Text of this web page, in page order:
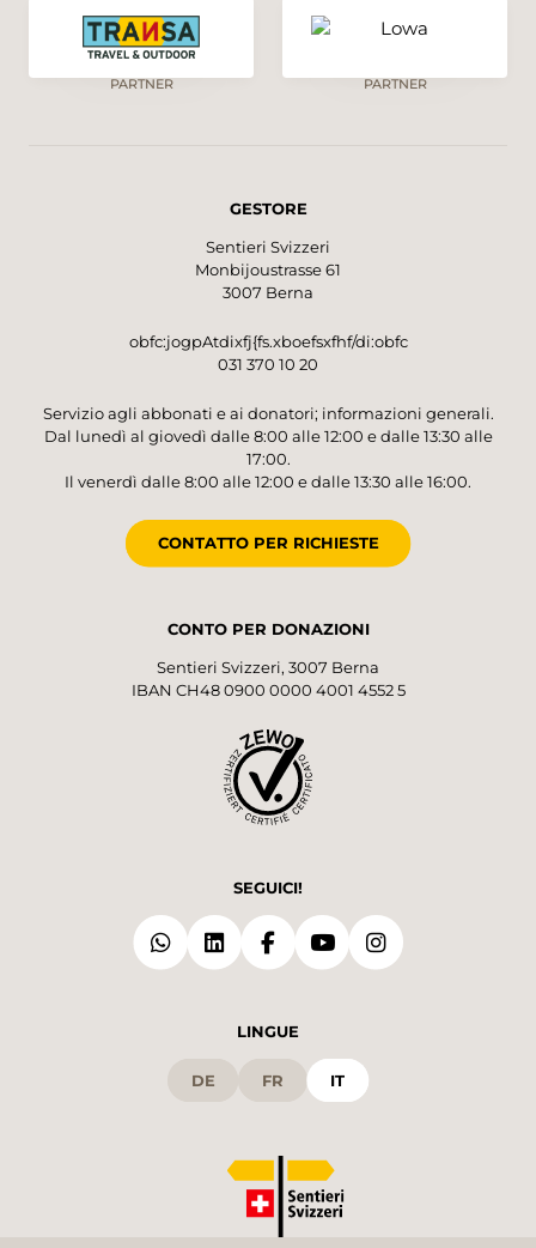
PARTNER PARTNER
GESTORE
Sentieri Svizzeri
Monbijoustrasse 61
3007 Berna
obfc:jogpAtdixfj{fs.xboefsxfhf/di:obfc
031 370 10 20
Servizio agli abbonati e ai donatori; informazioni generali.
Dal lunedì al giovedì dalle 8:00 alle 12:00 e dalle 13:30 alle
17:00.
Il venerdì dalle 8:00 alle 12:00 e dalle 13:30 alle 16:00.
CONTATTO PER RICHIESTE
CONTO PER DONAZIONI
Sentieri Svizzeri, 3007 Berna
IBAN CH48 0900 0000 4001 4552 5
SEGUICI!
LINGUE
DE FR IT